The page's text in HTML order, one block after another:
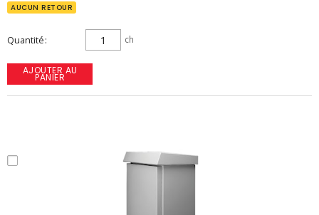
AUCUN RETOUR
Quantité ch
AJOUTER AU
PANIER